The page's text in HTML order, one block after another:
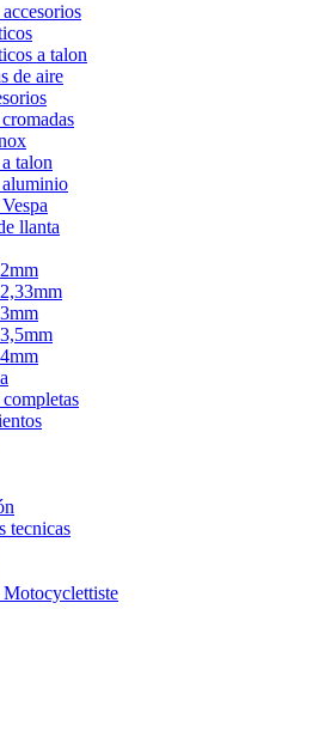
a talon
de aire
talon
llanta
tecnicas
Motocyclettiste